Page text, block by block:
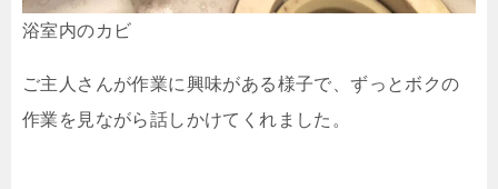
浴室内のカビ
ご主人さんが作業に興味がある様子で、ずっとボクの
作業を見ながら話しかけてくれました。